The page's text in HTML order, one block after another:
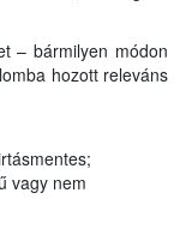
– bármilyen módon
hozott releváns
vagy nem
beszállított
megfelelő áru
kupacban,
az EU piacán
kell a silóba az